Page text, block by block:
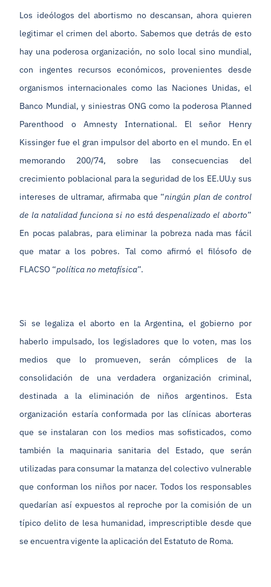
Los ideólogos del abortismo no descansan, ahora quieren
legitimar el crimen del aborto. Sabemos que detrás de esto
hay una poderosa organización, no solo local sino mundial,
con ingentes recursos económicos, provenientes desde
organismos internacionales como las Naciones Unidas, el
Banco Mundial, y siniestras ONG como la poderosa Planned
Parenthood o Amnesty International. El señor Henry
Kissinger fue el gran impulsor del aborto en el mundo. En el
memorando 200/74, sobre las consecuencias del
crecimiento poblacional para la seguridad de los EE.UU.y sus
intereses de ultramar, afirmaba que “ningún plan de control
de la natalidad funciona si no está despenalizado el aborto”
En pocas palabras, para eliminar la pobreza nada mas fácil
que matar a los pobres. Tal como afirmó el filósofo de
FLACSO “política no metafísica”.
Si se legaliza el aborto en la Argentina, el gobierno por
haberlo impulsado, los legisladores que lo voten, mas los
medios que lo promueven, serán cómplices de la
consolidación de una verdadera organización criminal,
destinada a la eliminación de niños argentinos. Esta
organización estaría conformada por las clínicas aborteras
que se instalaran con los medios mas sofisticados, como
también la maquinaria sanitaria del Estado, que serán
utilizadas para consumar la matanza del colectivo vulnerable
que conforman los niños por nacer. Todos los responsables
quedarían así expuestos al reproche por la comisión de un
típico delito de lesa humanidad, imprescriptible desde que
se encuentra vigente la aplicación del Estatuto de Roma.